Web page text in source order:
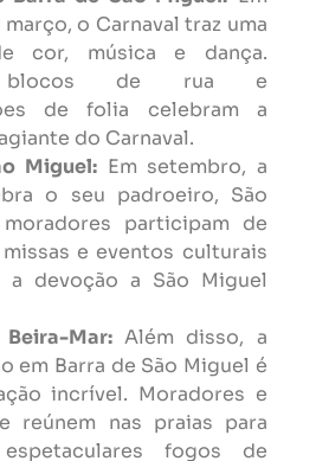
o Carnaval traz uma
cor, música e dança.
blocos de rua e
de folia celebram a
do Carnaval.
Miguel: Em setembro, a
o seu padroeiro, São
participam de
e eventos culturais
a devoção a São Miguel
Mar:Além disso, a
em Barra de São Miguel é
incrível. Moradores e
reúnem nas praias para
fogos de